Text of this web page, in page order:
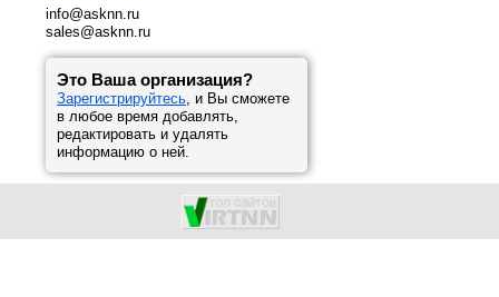
info@asknn.ru
sales@asknn.ru
Это Ваша организация?
Зарегистрируйтесь, и Вы сможете
в любое время добавлять,
редактировать и удалять
информацию о ней.